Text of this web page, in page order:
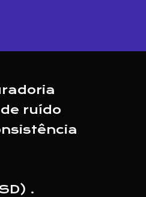
ruído
.